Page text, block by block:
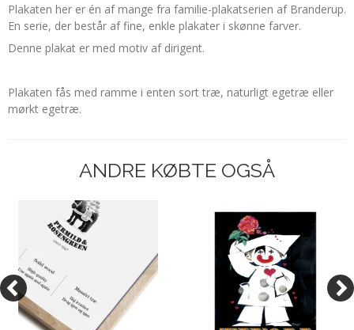
Plakaten her er én af mange fra familie-plakatserien af Branderup.
En serie, der består af fine, enkle plakater i skønne farver.
Denne plakat er med motiv af dirigent.
Plakaten fås med ramme i enten sort træ, naturligt egetræ eller
mørkt egetræ.
ANDRE KØBTE OGSÅ